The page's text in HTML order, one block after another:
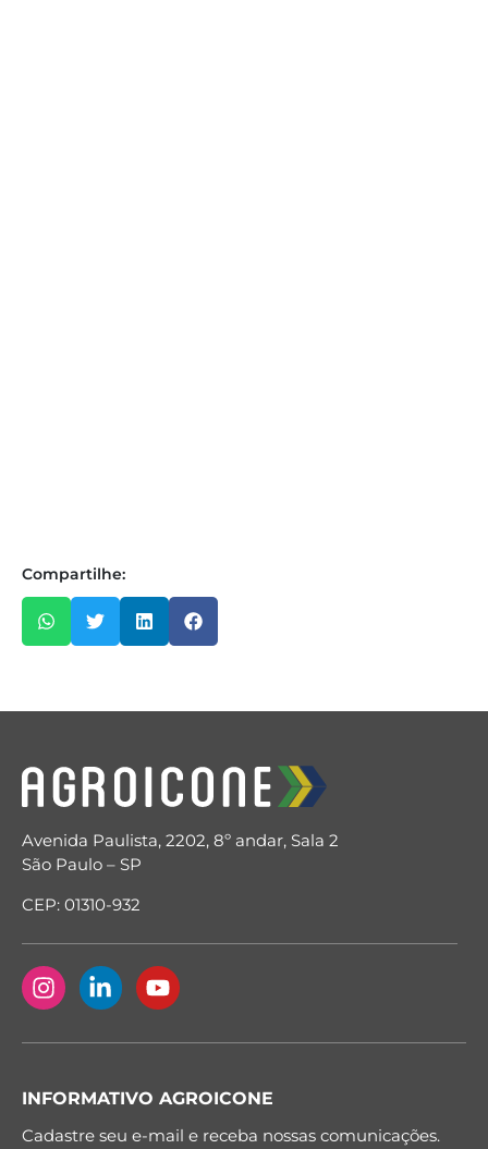
Compartilhe:
Avenida Paulista, 2202, 8º andar, Sala 2
São Paulo – SP
CEP: 01310-932
INFORMATIVO AGROICONE
Cadastre seu e-mail e receba nossas comunicações.